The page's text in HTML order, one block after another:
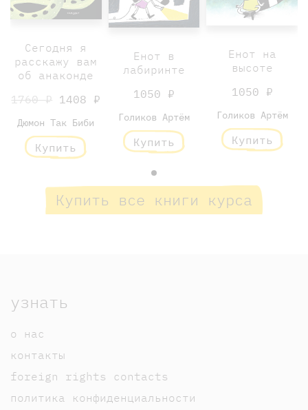
Сегодня я
расскажу вам
об анаконде
1760 ₽ 1408 ₽
Дюмон Так Биби
Купить
Енот в
лабиринте
1050 ₽
Голиков Артём
Купить
Енот на
высоте
1050 ₽
Голиков Артём
Купить
Купить все книги курса
узнать
о нас
контакты
foreign rights contacts
политика конфиденциальности